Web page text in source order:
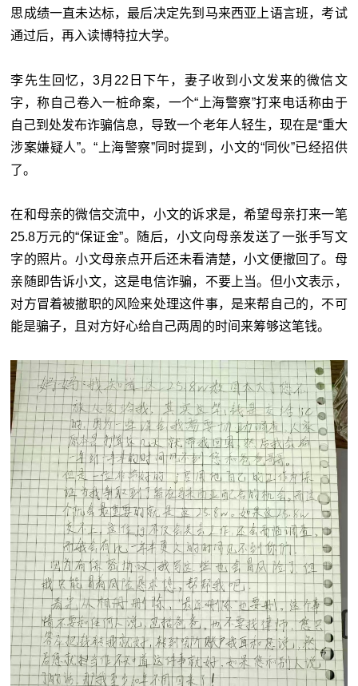
思成绩一直未达标，最后决定先到马来西亚上语言班，考试
通过后，再入读博特拉大学。
李先生回忆，3月22日下午，妻子收到小文发来的微信文
字，称自己卷入一桩命案，一个“上海警察”打来电话称由于
自己到处发布诈骗信息，导致一个老年人轻生，现在是“重大
涉案嫌疑人”。“上海警察”同时提到，小文的“同伙”已经招供
了。
在和母亲的微信交流中，小文的诉求是，希望母亲打来一笔
25.8万元的“保证金”。随后，小文向母亲发送了一张手写文
字的照片。小文母亲点开后还未看清楚，小文便撤回了。母
亲随即告诉小文，这是电信诈骗，不要上当。但小文表示，
对方冒着被撤职的风险来处理这件事，是来帮自己的，不可
能是骗子，且对方好心给自己两周的时间来筹够这笔钱。